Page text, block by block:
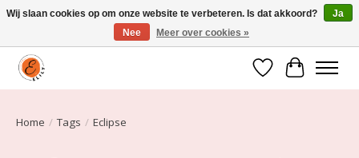
Elily is er om jou te laten stralen! Mode vanaf maat 34 t/m 54
Verlanglijst
Home / Tags / Eclipse
Wij slaan cookies op om onze website te verbeteren. Is dat akkoord?
Ja
Nee
Meer over cookies »